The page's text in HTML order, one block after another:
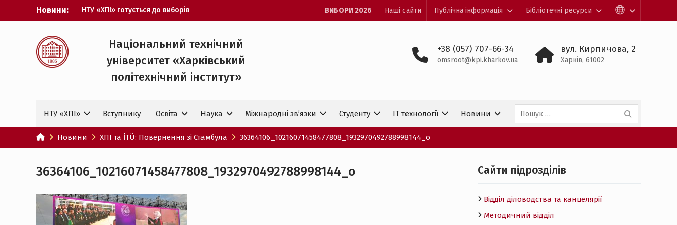
Новини:
НТУ «ХПІ» готується до виборів
ректора
Всеукраїнський фестиваль «Червона
ХПІ уклав угоду про партнерство з
ДержНДІ технологій кібербезпеки
Випускник ХПІ став
У Верховній Раді за участю ХПІ
обговорили перспективи українсько-
іспанського технологічного
партнерства
ВИБОРИ 2026 Наші сайти Публічна інформація Бібліотечні ресурси
Національний технічний
університет «Харківський
політехнічний iнститут»
+38 (057) 707-66-34
omsroot@kpi.kharkov.ua
вул. Кирпичова, 2
Харків, 61002
НТУ «ХПІ» Вступнику Освіта Наука Міжнародні зв’язки Студенту IT технологiї Новини
Пошук:
Новини ХПІ та İTÜ: Повернення зі Стамбула 36364106_10216071458477808_1932970492788998144_o
36364106_10216071458477808_1932970492788998144_o Cайти підрозділів
Відділ діловодства та канцелярії
Методичний відділ